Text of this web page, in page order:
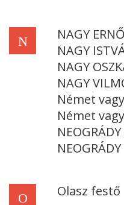
N
NAGY ERNŐ
NAGY
NAGY
NAGY
Német
Német
O Olasz festő